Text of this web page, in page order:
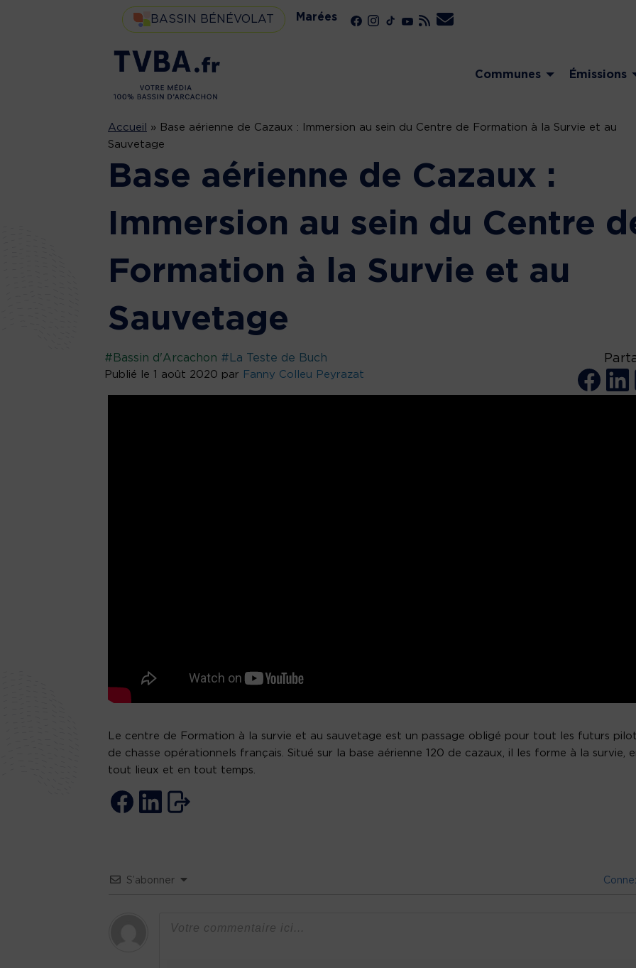
BASSIN BÉNÉVOLAT Marées
Communes Émissions
Accueil » Base aérienne de Cazaux : Immersion au sein du Centre de Formation à la Survie et au
Sauvetage
Base aérienne de Cazaux :
Immersion au sein du Centre
Formation à la Survie et au
Sauvetage
#Bassin d'Arcachon #La Teste de Buch
Publié le 1 août 2020 par Fanny Colleu Peyrazat
Le centre de Formation à la survie et au sauvetage est un passage obligé pour tout les futurs
de chasse opérationnels français. Situé sur la base aérienne 120 de cazaux, il les forme à la survie,
tout lieux et en tout temps.
S’abonner